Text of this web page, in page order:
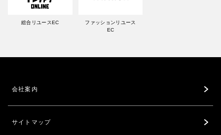
総合リユースEC
ファッションリユース
EC
会社案内
サイトマップ